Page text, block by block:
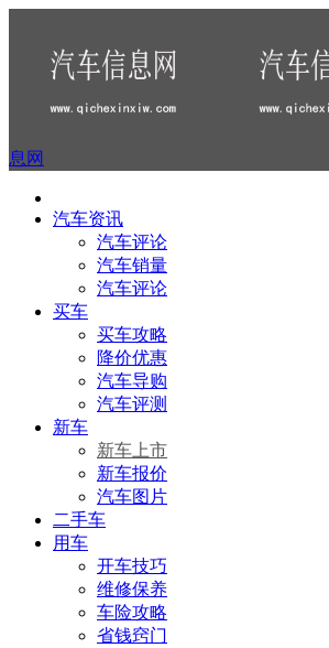
息网
汽车资讯
汽车评论
汽车销量
汽车评论
买车
买车攻略
降价优惠
汽车导购
汽车评测
新车
新车上市
新车报价
汽车图片
二手车
用车
开车技巧
维修保养
车险攻略
省钱窍门